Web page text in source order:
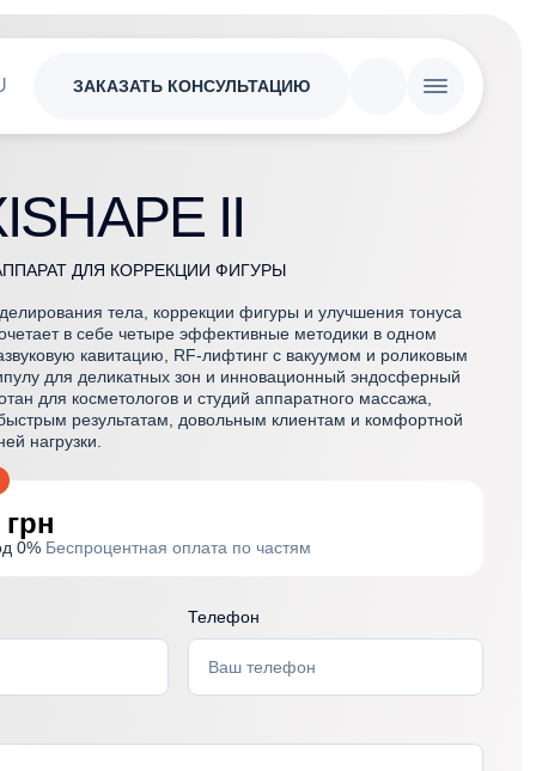
ЗАКАЗАТЬ КОНСУЛЬТАЦИЮ
II
ДЛЯ КОРРЕКЦИИ ФИГУРЫ
тела, коррекции фигуры и улучшения тонуса
в себе четыре эффективные методики в одном
кавитацию, RF-лифтинг с вакуумом и роликовым
для деликатных зон и инновационный эндосферный
для косметологов и студий аппаратного массажа,
результатам, довольным клиентам и комфортной
нагрузки.
грн
0% Беспроцентная оплата по частям
Телефон